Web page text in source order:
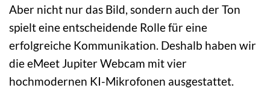
Aber nicht nur das Bild, sondern auch der Ton
spielt eine entscheidende Rolle für eine
erfolgreiche Kommunikation. Deshalb haben wir
die eMeet Jupiter Webcam mit vier
hochmodernen KI-Mikrofonen ausgestattet.